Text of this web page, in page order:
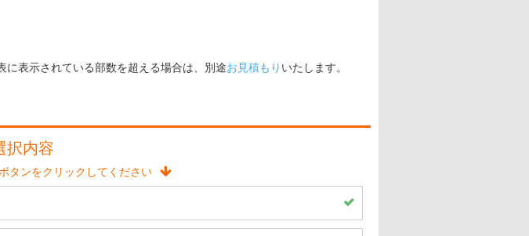
に表示されている部数を超える場合は、別途お見積もり いたします。
択内容
タンをクリックしてください